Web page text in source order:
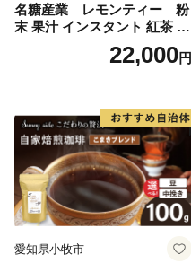
名糖産業 レモンティー 粉
末 果汁 インスタント 紅茶 ビ
タミンC 袋 ロングセラー 粉
末飲料 粉末茶 簡単 手軽 ホッ
22,000円
愛知県小牧市